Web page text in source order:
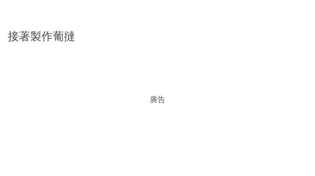
接著製作葡撻
廣告